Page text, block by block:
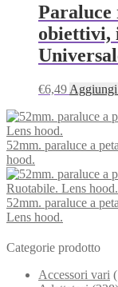
Paraluce
obiettivi,
€6,49
52mm. paraluce a
hood.
52mm. paraluce a
Lens hood.
Categorie prodotto
Accessori vari